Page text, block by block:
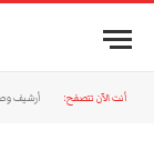
أنت الآن تتصفح: أرشيف